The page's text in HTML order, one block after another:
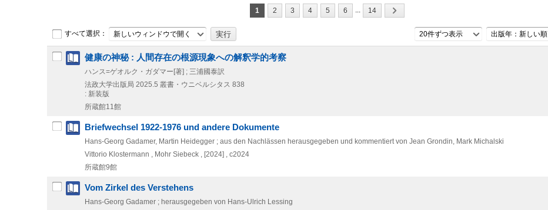
1 2 3 4 5 6 ... 14
すべて選択： 新しいウィンドウで開く 20件ずつ表示 出版年：新しい順
健康の神秘 : 人間存在の根源現象への解釈学的考察
ハンス=ゲオルク・ガダマー[著] ; 三浦國泰訳
法政大学出版局 2025.5 叢書・ウニベルシタス 838
: 新装版
所蔵館11館
Briefwechsel 1922-1976 und andere Dokumente
Hans-Georg Gadamer, Martin Heidegger ; aus den Nachlässen herausgegeben und kommentiert von Jean Grondin, Mark Michalski
Vittorio Klostermann , Mohr Siebeck , [2024] , c2024
所蔵館9館
Vom Zirkel des Verstehens
Hans-Georg Gadamer ; herausgegeben von Hans-Ulrich Lessing